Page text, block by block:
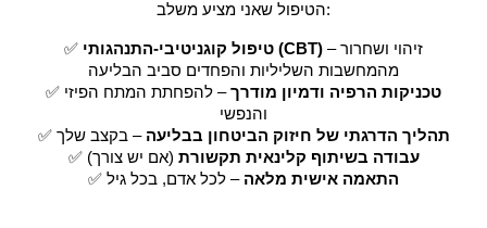
הטיפול שאני מציע משלב:
✅ טיפול קוגניטיבי-התנהגותי (CBT) – זיהוי ושחרור
מהמחשבות השליליות והפחדים סביב הבליעה
✅
טכניקות הרפיה ודמיון מודרך– להפחתת המתח הפיזי
והנפשי
✅
תהליך הדרגתי של חיזוק הביטחון בבליעה – בקצב שלך
✅
עבודה בשיתוף קלינאית תקשורת (אם יש צורך)
✅
התאמה אישית מלאה – לכל אדם, בכל גיל